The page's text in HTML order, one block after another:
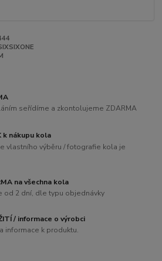
seřídíme a zkontolujeme ZDARMA
k nákupu kola
vlastního výběru / fotografie kola je
na všechna kola
od 2 dní, dle typu objednávky
/ informace o výrobci
informace k produktu.